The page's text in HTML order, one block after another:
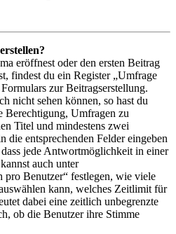
eröffnest oder den ersten Beitrag
findest du ein Register „Umfrage
zur Beitragserstellung.
nicht sehen können, so hast du
Berechtigung, Umfragen zu
Titel und mindestens zwei
entsprechenden Felder eingeben
jede Antwortmöglichkeit in einer
auch unter
Benutzer“ festlegen, wie viele
kann, welches Zeitlimit für
dabei eine zeitlich unbegrenzte
ob die Benutzer ihre Stimme